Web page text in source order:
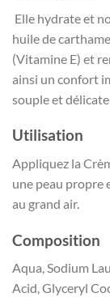
Elle hydrate et
huile de
(Vitamine E) et
ainsi un confort
souple et
Utilisation
Appliquez la
une peau propre
au grand air.
Composition
Aqua, Sodium
Acid, Glyceryl